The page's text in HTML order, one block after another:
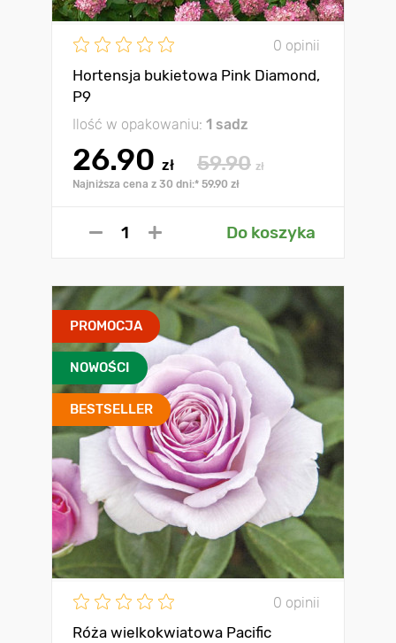
0 opinii
Hortensja bukietowa Pink Diamond,
P9
Ilość w opakowaniu: 1 sadz
26.90 zł 59.90 zł
Najniższa cena z 30 dni:* 59.90 zł
Do koszyka
PROMOCJA
NOWOŚCI
BESTSELLER
0 opinii
Róża wielkokwiatowa Pacific